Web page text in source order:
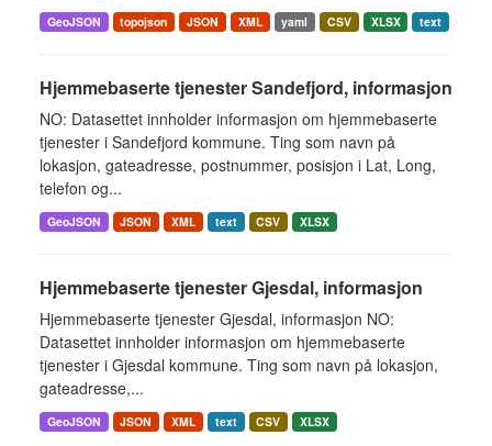
GeoJSON topojson JSON XML yaml CSV XLSX text
Hjemmebaserte tjenester Sandefjord, informasjon
NO: Datasettet innholder informasjon om hjemmebaserte
tjenester i Sandefjord kommune. Ting som navn på
lokasjon, gateadresse, postnummer, posisjon i Lat, Long,
telefon og...
GeoJSON JSON XML text CSV XLSX
Hjemmebaserte tjenester Gjesdal, informasjon
Hjemmebaserte tjenester Gjesdal, informasjon NO:
Datasettet innholder informasjon om hjemmebaserte
tjenester i Gjesdal kommune. Ting som navn på lokasjon,
gateadresse,...
GeoJSON JSON XML text CSV XLSX